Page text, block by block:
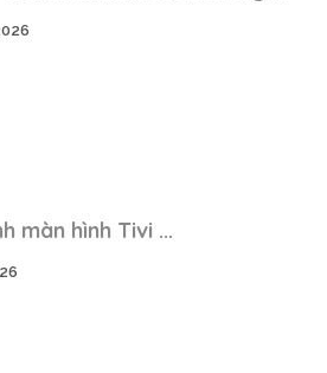
màn hình Tivi ...